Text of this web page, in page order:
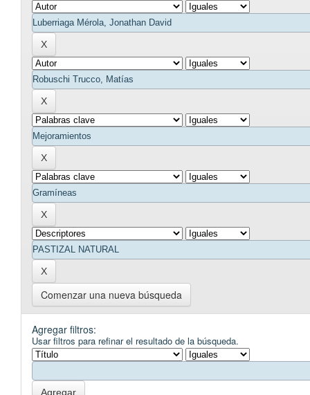
Comenzar una nueva búsqueda
Agregar filtros:
Usar filtros para refinar el resultado de la búsqueda.